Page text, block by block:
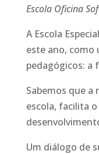
Escola Oficina
A Escola
este ano, como
pedagógicos: a
Sabemos que a
escola, facilita
Um diálogo de